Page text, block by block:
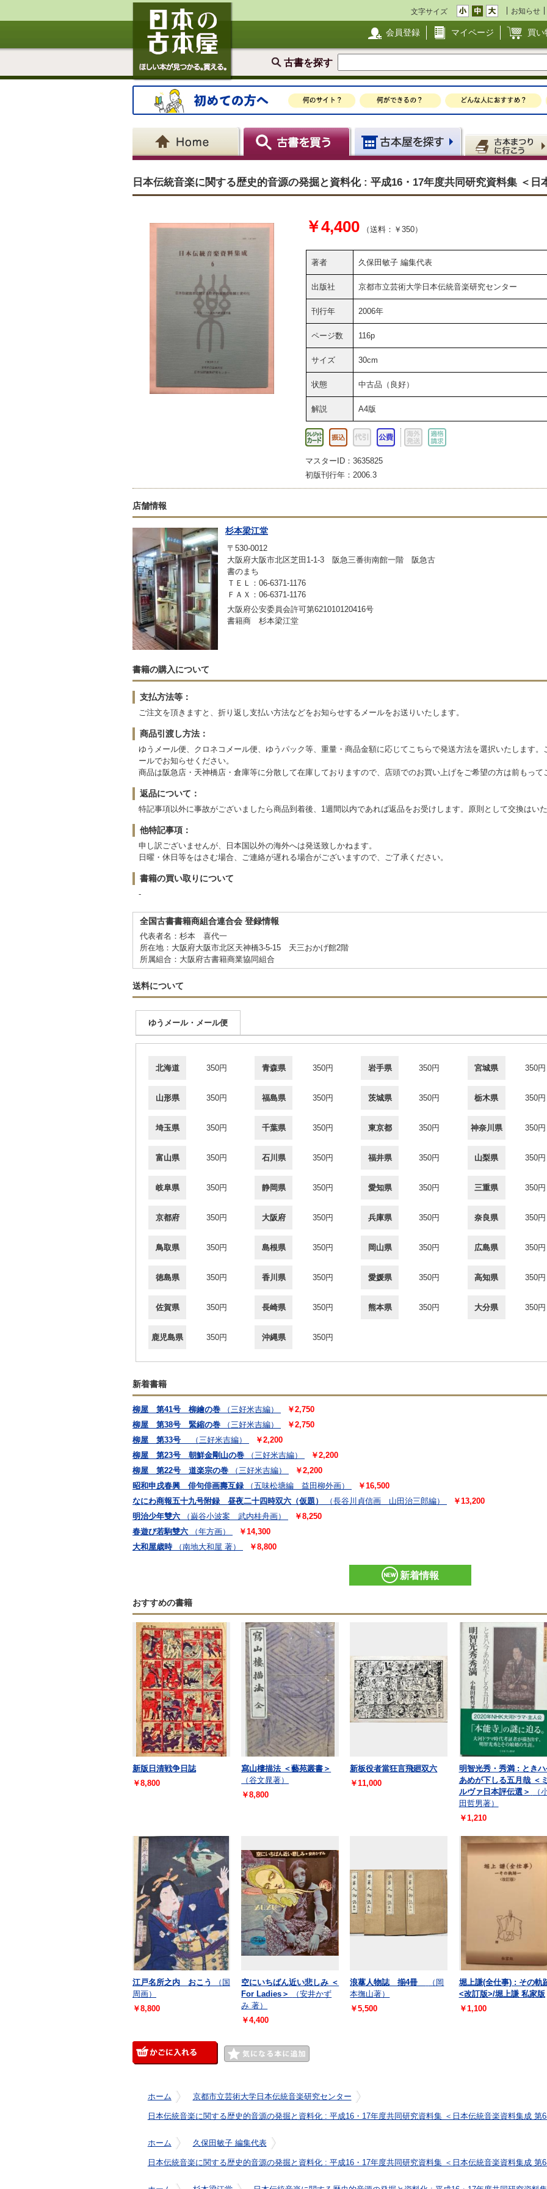
文字サイズ お知らせ
会員登録 マイページ 買い
古書を探す
日本伝統音楽に関する歴史的音源の発掘と資料化 : 平成16・17年度共同研究資料集 ＜日
￥4,400 （送料：￥350）
著者 久保田敏子 編集代表
出版社 京都市立芸術大学日本伝統音楽研究センター
刊行年 2006年
ページ数 116p
サイズ 30cm
状態 中古品（良好）
解説 A4版
マスターID：3635825
初版刊行年：2006.3
店舗情報
杉本梁江堂
〒530-0012
大阪府大阪市北区芝田1-1-3 阪急三番街南館一階 阪急古
書のまち
ＴＥＬ：06-6371-1176
ＦＡＸ：06-6371-1176
大阪府公安委員会許可第621010120416号
書籍商 杉本梁江堂
書籍の購入について
支払方法等：
ご注文を頂きますと、折り返し支払い方法などをお知らせするメールをお送りいたします。
商品引渡し方法：
ゆうメール便、クロネコメール便、ゆうパック等、重量・商品金額に応じてこちらで発送方法を選択いたします
ールでお知らせください。
商品は阪急店・天神橋店・倉庫等に分散して在庫しておりますので、店頭でのお買い上げをご希望の方は前もって
返品について：
特記事項以外に事故がございましたら商品到着後、1週間以内であれば返品をお受けします。原則として交換はいた
他特記事項：
申し訳ございませんが、日本国以外の海外へは発送致しかねます。
日曜・休日等をはさむ場合、ご連絡が遅れる場合がございますので、ご了承ください。
書籍の買い取りについて
-
全国古書書籍商組合連合会 登録情報
代表者名：杉本 喜代一
所在地：大阪府大阪市北区天神橋3-5-15 天三おかげ館2階
所属組合：大阪府古書籍商業協同組合
送料について
ゆうメール・メール便
北海道 350円 青森県 350円 岩手県 350円 宮城県 350円
山形県 350円 福島県 350円 茨城県 350円 栃木県 350円
埼玉県 350円 千葉県 350円 東京都 350円 神奈川県 350円
富山県 350円 石川県 350円 福井県 350円 山梨県 350円
岐阜県 350円 静岡県 350円 愛知県 350円 三重県 350円
京都府 350円 大阪府 350円 兵庫県 350円 奈良県 350円
鳥取県 350円 島根県 350円 岡山県 350円 広島県 350円
徳島県 350円 香川県 350円 愛媛県 350円 高知県 350円
佐賀県 350円 長崎県 350円 熊本県 350円 大分県 350円
鹿児島県 350円 沖縄県 350円
新着書籍
柳屋 第41号 柳繪の巻 （三好米吉編）
￥2,750
柳屋 第38号 緊縮の巻
（三好米吉編）
￥2,750
柳屋 第33号
（三好米吉編）
￥2,200
柳屋 第23号 朝鮮金剛山の巻
（三好米吉編）
￥2,200
柳屋 第22号 道楽宗の巻
（三好米吉編）
￥2,200
昭和申戌春興 俳句俳画壽互録
（五味松塘編 益田柳外画）
￥16,500
なにわ商報五十九号附録 昼夜二十四時双六（仮題）
（長谷川貞信画 山田治三郎編）
￥13,200
明治少年雙六
（巌谷小波案 武内桂舟画）
￥8,250
春遊び若駒雙六
（年方画）
￥14,300
大和屋歳時
（南地大和屋 著） ￥8,800
新着情報
おすすめの書籍
新版日清戦争日誌
￥8,800
寫山樓描法 ＜藝苑叢書＞
（谷文晁著）
￥8,800
新板役者當狂言飛廻双六
￥11,000
明智光秀・秀満 : ときハ
あめが下しる五月哉 ＜
ルヴァ日本評伝選＞
（
田哲男著）
￥1,210
江戸名所之内 おこう
（国
周画）
￥8,800
空にいちばん近い悲しみ ＜
For Ladies＞
（安井かず
み 著）
￥4,400
浪蕐人物誌 揃4冊
（岡
本撫山著）
￥5,500
堀上謙(全仕事) : その軌
<改訂版>/堀上謙 私家版
￥1,100
ホーム 京都市立芸術大学日本伝統音楽研究センター
日本伝統音楽に関する歴史的音源の発掘と資料化 : 平成16・17年度共同研究資料集 ＜日本伝統音楽資料集成 第6
ホーム 久保田敏子 編集代表
日本伝統音楽に関する歴史的音源の発掘と資料化 : 平成16・17年度共同研究資料集 ＜日本伝統音楽資料集成 第6